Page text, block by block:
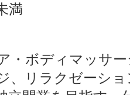
満
・ボディマッサ
、リラクゼーシ